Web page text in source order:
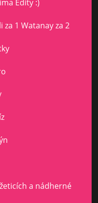
Edity :)
za 1 Watanay za 2
a nádherné